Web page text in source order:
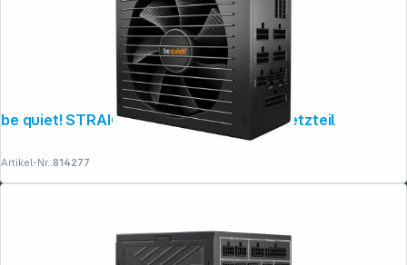
be quiet! STRAIGHT POWER 12 1200W Netzteil
Artikel-Nr.:814277